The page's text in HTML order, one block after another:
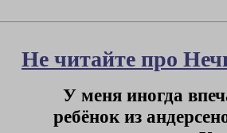
Не читайте про
У меня иногда
ребёнок из